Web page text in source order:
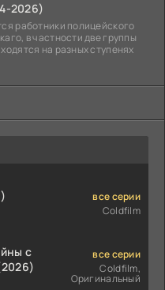
2026)
работники полицейского
в частности две группы
на разных ступенях
все серии
Coldfilm
с
все серии
Coldfilm,
Оригинальный